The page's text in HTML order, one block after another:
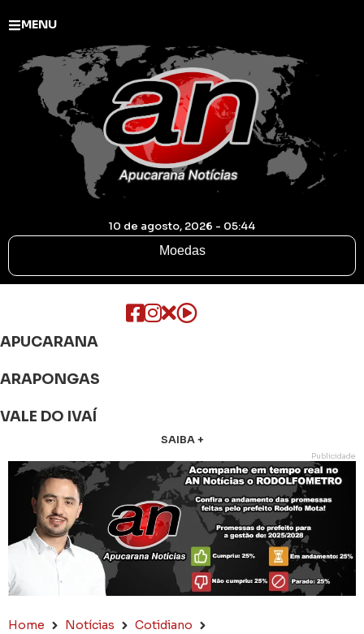
MENU
10 de agosto, 2026 - 05:44
Moedas
APUCARANA
ARAPONGAS
VALE DO IVAÍ
SAIBA +
Publicidade
Home Notícias
Cotidiano